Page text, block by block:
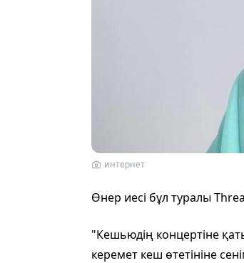
интернет
Өнер иесі бұл туралы
"Кешьюдің концертіне
керемет кеш өтетініне